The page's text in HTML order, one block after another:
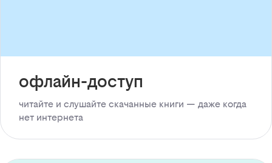
офлайн-доступ
читайте и слушайте скачанные книги — даже когда
нет интернета